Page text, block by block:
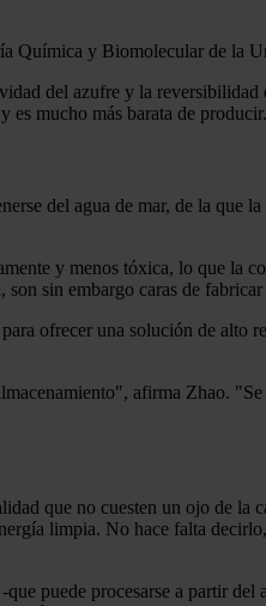
Química y Biomolecular de la
del azufre y la
es mucho más barata de producir.
del agua de mar, de la que
y menos tóxica, lo que la
son sin embargo caras de
ofrecer una solución de alto
afirma Zhao.
que no cuesten un ojo de
limpia. No hace falta
puede procesarse a partir